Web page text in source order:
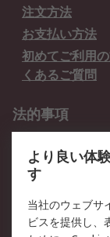
注文方法
お支払い方法
初めてご利用
くあるご質問
法的事項
クッキーポリ
RSについて
より良い体
す
当社のウェブサ
ビスを提供し、